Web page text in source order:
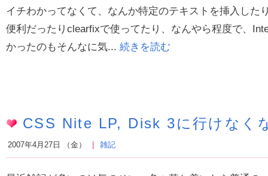
イチわかってなくて、なんか特定のテキストを挿入した
便利だったりclearfixで使ってたり、なんやら程度で、
かったのもそんなに気... 続きを読む
CSS Nite LP, Disk 3に行けなく
2007年4月27日 （金） 雑記